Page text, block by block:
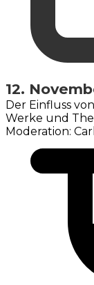
12.
Der Einfluss
Werke und
Moderation: